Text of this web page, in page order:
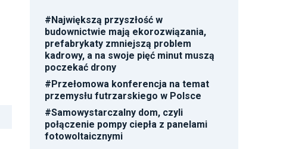
#Największą przyszłość w
budownictwie mają ekorozwiązania,
prefabrykaty zmniejszą problem
kadrowy, a na swoje pięć minut muszą
poczekać drony
#Przełomowa konferencja na temat
przemysłu futrzarskiego w Polsce
#Samowystarczalny dom, czyli
połączenie pompy ciepła z panelami
fotowoltaicznymi